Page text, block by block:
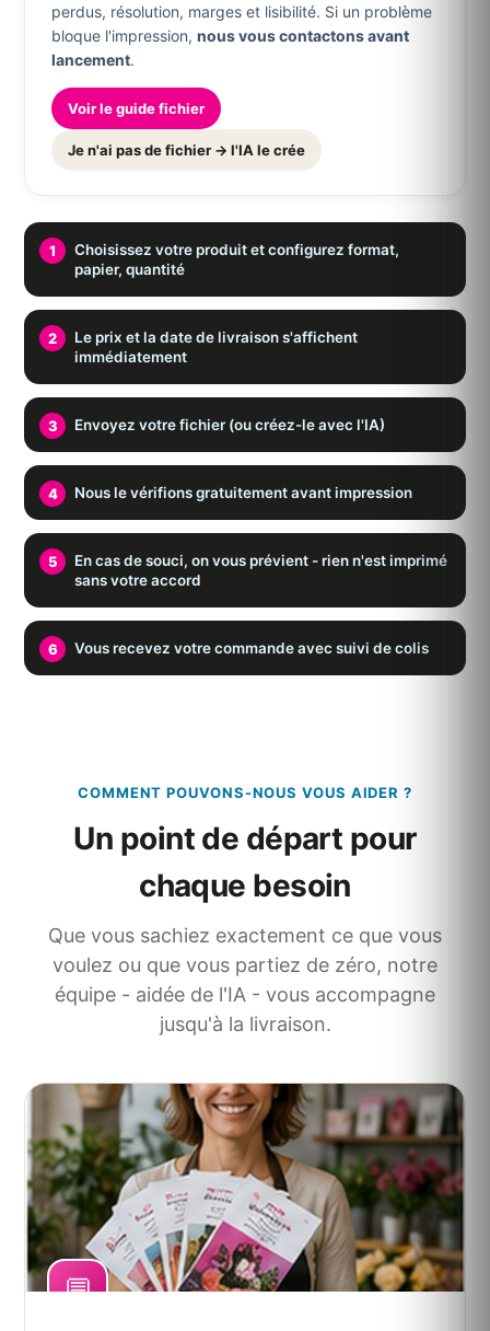
perdus, résolution, marges et lisibilité. Si un problème
bloque l'impression, nous vous contactons avant
lancement.
Voir le guide fichier
Je n'ai pas de fichier → l'IA le crée
Choisissez votre produit et configurez format,
papier, quantité
Le prix et la date de livraison s'affichent
immédiatement
Envoyez votre fichier (ou créez-le avec l'IA)
Nous le vérifions gratuitement avant impression
En cas de souci, on vous prévient - rien n'est imprimé
sans votre accord
Vous recevez votre commande avec suivi de colis
COMMENT POUVONS-NOUS VOUS AIDER ?
Un point de départ pour
chaque besoin
Que vous sachiez exactement ce que vous
voulez ou que vous partiez de zéro, notre
équipe - aidée de l'IA - vous accompagne
jusqu'à la livraison.
💬